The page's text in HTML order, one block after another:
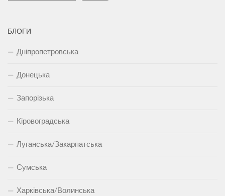
БЛОГИ
Дніпропетровська
Донецька
Запорізька
Кіровоградська
Луганська/Закарпатська
Сумська
Харківська/Волинська